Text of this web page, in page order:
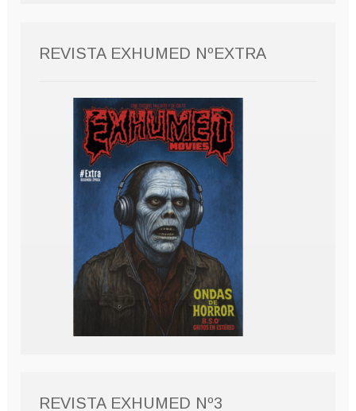
REVISTA EXHUMED NºEXTRA
REVISTA EXHUMED Nº3